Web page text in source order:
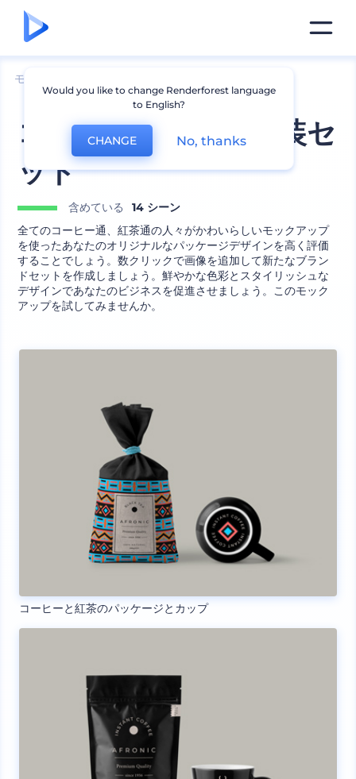
モックアップ
コーヒーと紅茶の包装セ
ット
含めている
14 シーン
全てのコーヒー通、紅茶通の人々がかわいらしいモックアップ
を使ったあなたのオリジナルなパッケージデザインを高く評価
することでしょう。数クリックで画像を追加して新たなブラン
ドセットを作成しましょう。鮮やかな色彩とスタイリッシュな
デザインであなたのビジネスを促進させましょう。このモック
アップを試してみませんか。
コーヒーと紅茶のパッケージとカップ
Would you like to change Renderforest language
to English?
CHANGE No, thanks